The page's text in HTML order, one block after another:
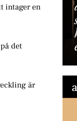
intager en
det
är